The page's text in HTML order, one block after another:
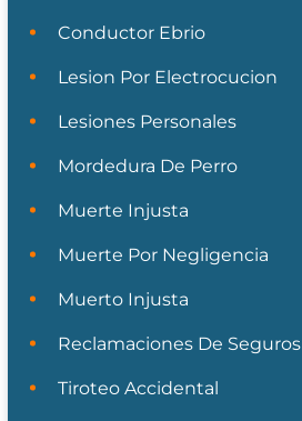
Conductor Ebrio
Lesion Por Electrocucion
Lesiones Personales
Mordedura De Perro
Muerte Injusta
Muerte Por Negligencia
Muerto Injusta
Reclamaciones De Seguros
Tiroteo Accidental